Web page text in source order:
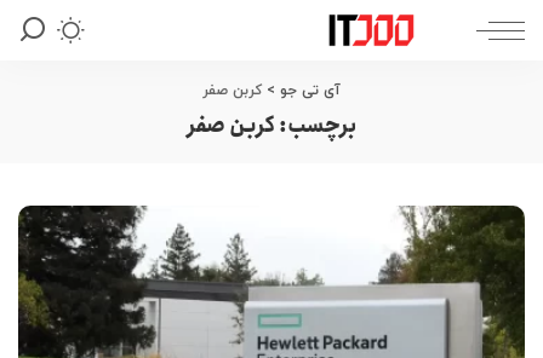
آی تی جو > کربن صفر
برچسب:کربن صفر